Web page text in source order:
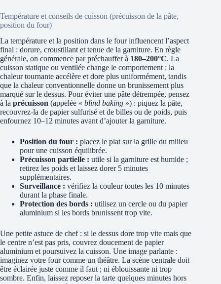
Température et conseils de cuisson (précuisson de la pâte,
position du four)
La température et la position dans le four influencent l’aspect
final : dorure, croustillant et tenue de la garniture. En règle
générale, on commence par préchauffer à 180–200°C. La
cuisson statique ou ventilée change le comportement : la
chaleur tournante accélère et dore plus uniformément, tandis
que la chaleur conventionnelle donne un brunissement plus
marqué sur le dessus. Pour éviter une pâte détrempée, pensez
à la précuisson (appelée « blind baking ») : piquez la pâte,
recouvrez-la de papier sulfurisé et de billes ou de poids, puis
enfournez 10–12 minutes avant d’ajouter la garniture.
Position du four : placez le plat sur la grille du milieu
pour une cuisson équilibrée.
Précuisson partielle : utile si la garniture est humide ;
retirez les poids et laissez dorer 5 minutes
supplémentaires.
Surveillance : vérifiez la couleur toutes les 10 minutes
durant la phase finale.
Protection des bords : utilisez un cercle ou du papier
aluminium si les bords brunissent trop vite.
Une petite astuce de chef : si le dessus dore trop vite mais que
le centre n’est pas pris, couvrez doucement de papier
aluminium et poursuivez la cuisson. Une image parlante :
imaginez votre four comme un théâtre. La scène centrale doit
être éclairée juste comme il faut ; ni éblouissante ni trop
sombre. Enfin, laissez reposer la tarte quelques minutes hors